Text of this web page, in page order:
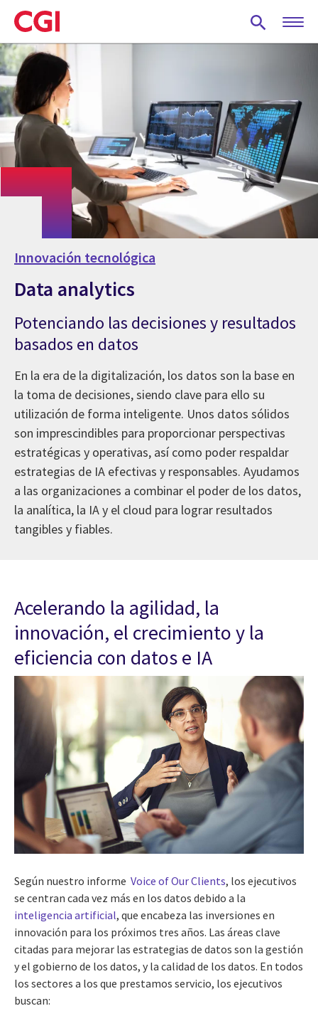
Skip
to
main
content
Innovación tecnológica
Data analytics
Potenciando las decisiones y resultados
basados en datos
En la era de la digitalización, los datos son la base en
la toma de decisiones, siendo clave para ello su
utilización de forma inteligente. Unos datos sólidos
son imprescindibles para proporcionar perspectivas
estratégicas y operativas, así como poder respaldar
estrategias de IA efectivas y responsables. Ayudamos
a las organizaciones a combinar el poder de los datos,
la analítica, la IA y el cloud para lograr resultados
tangibles y fiables.
Acelerando la agilidad, la
innovación, el crecimiento y la
eficiencia con datos e IA
Según nuestro informe Voice of Our Clients, los ejecutivos
se centran cada vez más en los datos debido a la
inteligencia artificial, que encabeza las inversiones en
innovación para los próximos tres años. Las áreas clave
citadas para mejorar las estrategias de datos son la gestión
y el gobierno de los datos, y la calidad de los datos. En todos
los sectores a los que prestamos servicio, los ejecutivos
buscan: